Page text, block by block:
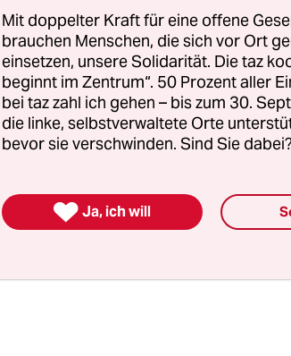
Worte, an der Anti-Homo-
nichts. Die Mainstreammedien
wie nie und ziehen unbeirrt
Mit doppelter Kraft für eine offene
brauchen Menschen, die sich vor Ort
einsetzen, unsere Solidarität. Die taz
beginnt im Zentrum“. 50 Prozent aller
bei taz zahl ich gehen – bis zum 30.
die linke, selbstverwaltete Orte
bevor sie verschwinden. Sind Sie
 Ja, ich will